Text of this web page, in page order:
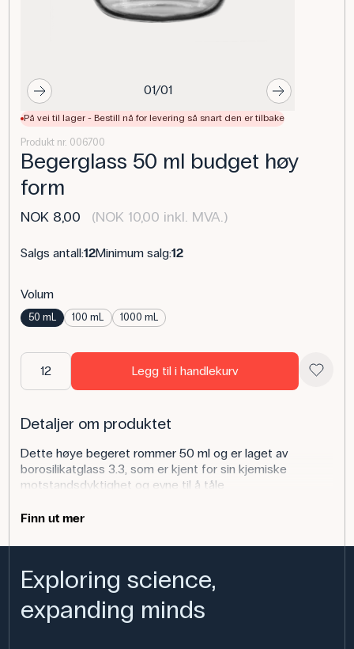
01/01
På vei til lager - Bestill nå for levering så snart den er tilbake
Produkt nr. 006700
Begerglass 50 ml budget høy
form
NOK 8,00 (NOK 10,00 inkl. MVA.)
Salgs antall:12Minimum salg:12
Volum
50 mL 100 mL 1000 mL
Legg til i handlekurv
Detaljer om produktet
Dette høye begeret rommer 50 ml og er laget av
borosilikatglass 3.3, som er kjent for sin kjemiske
motstandsdyktighet og evne til å tåle
slik at det kan brukes til å måle og håndtere både
prisgunstig alternativ til laboratoriebruk der det kreves et
Begerglassene er utprøvd og kvalitetstestet for å
fungere pålitelig i undervisningssammenheng.
Bruk av produktet
Finn ut mer
Exploring science,
expanding minds